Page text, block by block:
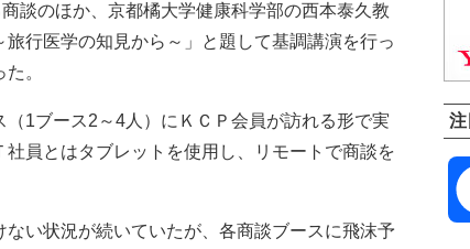
談のほか、京都橘大学健康科学部の西本泰久教
行医学の知見から～」と題して基調講演を行っ
。
1ブース2～4人）にＫＣＰ会員が訪れる形で実
員とはタブレットを使用し、リモートで商談を
い状況が続いていたが、各商談ブースに飛沫予
注